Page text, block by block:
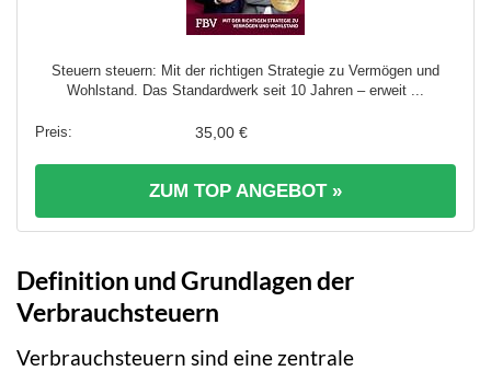
Steuern steuern: Mit der richtigen Strategie zu Vermögen und
Wohlstand. Das Standardwerk seit 10 Jahren – erweit ...
35,00 €
ZUM TOP ANGEBOT »
Definition und Grundlagen der
Verbrauchsteuern
Verbrauchsteuern sind eine zentrale